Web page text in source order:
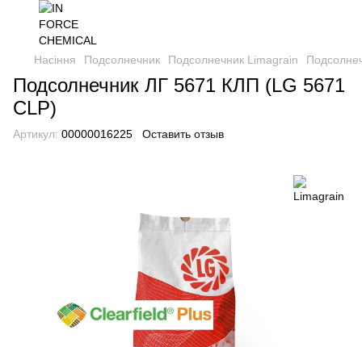
Насіння Подсолнечник Подсолнечник Limagrain
Подсолнечник ЛГ 5671 КЛП (LG 5671
CLP)
Артикул: 00000016225 Оставить отзыв